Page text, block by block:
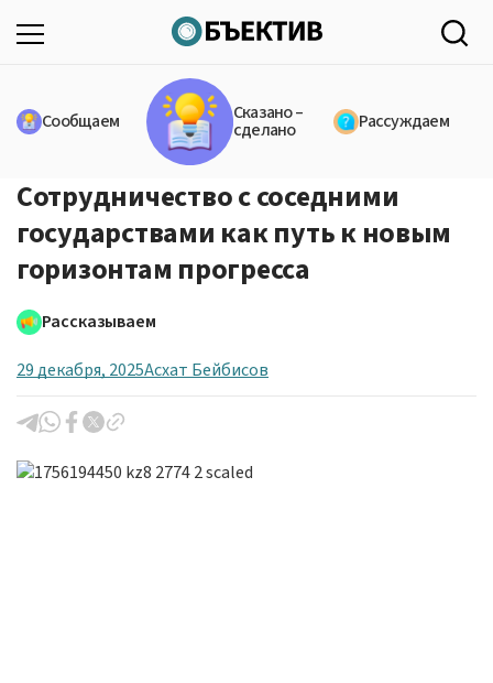
Сообщаем Сказано –
сделано Рассуждаем
Сотрудничество с соседними
государствами как путь к новым
горизонтам прогресса
Рассказываем
29 декабря, 2025Асхат Бейбисов